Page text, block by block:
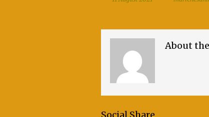
About